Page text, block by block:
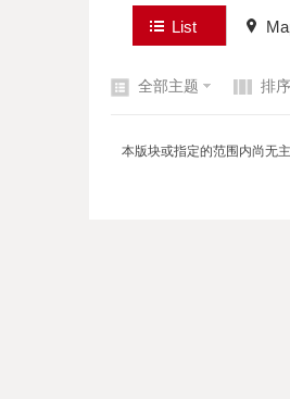
List
全部主题 排
本版块或指定的范围内尚无